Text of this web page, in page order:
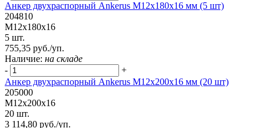
Анкер двухраспорный Ankerus М12х180х16 мм (5 шт)
204810
М12х180х16
5 шт.
755,35 руб./уп.
Наличие: на складе
-
+
Анкер двухраспорный Ankerus М12х200х16 мм (20 шт)
205000
М12х200х16
20 шт.
3 114,80 руб./уп.